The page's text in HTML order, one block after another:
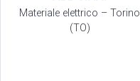
Materiale elettrico – Torino
(TO)